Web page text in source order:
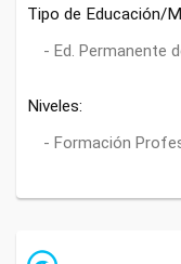
Tipo de Educación/
Ed. Permanente
Niveles:
Formación